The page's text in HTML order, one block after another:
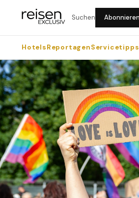
Suchen Abonnieren
HotelsReportagenServicetipps